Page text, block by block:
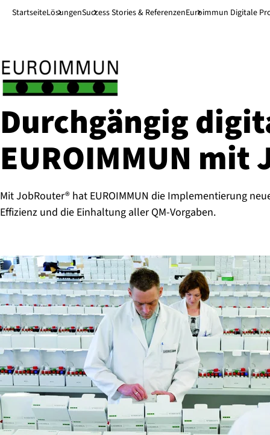
Direkt zum Hauptinhalt↓
StartseiteLösungenSuccess Stories & ReferenzenEuroimmun Digitale
Durch­gän­gig
EUROIMMUN mit
Mit JobRouter® hat EUROIMMUN die Implementierung
Effizienz und die Einhaltung aller QM-Vorgaben.